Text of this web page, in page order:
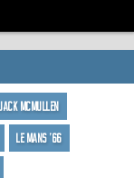
McMullen
Le Mans '66